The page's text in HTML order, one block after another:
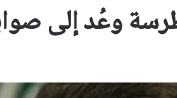
وعُد إلى